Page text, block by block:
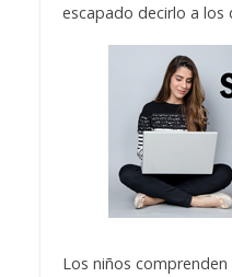
escapado decirlo a los
Los niños